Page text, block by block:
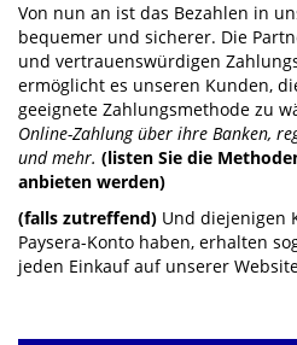
Von nun an ist das Bezahlen in
bequemer und sicherer. Die
und vertrauenswürdigen
ermöglicht es unseren Kunden,
geeignete Zahlungsmethode zu
Online-Zahlung über ihre Banken,
und mehr. (listen Sie die
anbieten werden)
(falls zutreffend) Und diejenigen
Paysera-Konto haben, erhalten
jeden Einkauf auf unserer